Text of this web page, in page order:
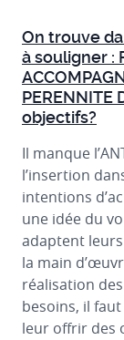
On trouve
à souligner :
PERENNITE
objectifs?
Il manque
l’insertion
intentions
une idée du
adaptent
la main
réalisation
besoins, il
leur offrir des